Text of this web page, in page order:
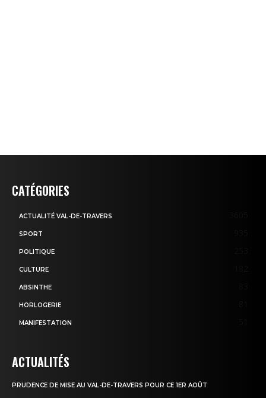
CATÉGORIES
ACTUALITÉ VAL-DE-TRAVERS
SPORT
POLITIQUE
CULTURE
ABSINTHE
HORLOGERIE
MANIFESTATION
ACTUALITÉS
PRUDENCE DE MISE AU VAL-DE-TRAVERS POUR CE 1ER AOÛT